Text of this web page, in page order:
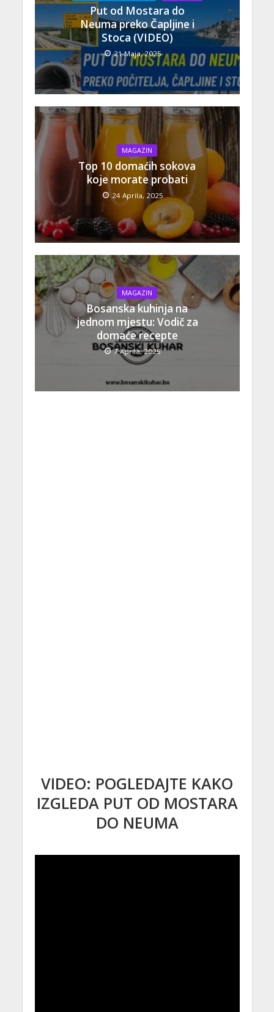
Put od Mostara do
Neuma preko Čapljine i
Stoca (VIDEO)
21 Maja, 2025
MAGAZIN
Top 10 domaćih sokova
koje morate probati
24 Aprila, 2025
MAGAZIN
Bosanska kuhinja na
jednom mjestu: Vodič za
domaće recepte
7 Aprila, 2025
VIDEO: POGLEDAJTE KAKO
IZGLEDA PUT OD MOSTARA
DO NEUMA